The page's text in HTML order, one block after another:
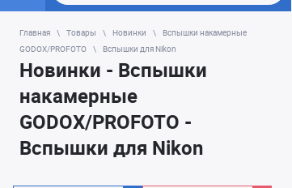
Главная Товары Новинки
Вспышки накамерные
GODOX/PROFOTO
Вспышки для Nikon
Новинки - Вспышки
накамерные
GODOX/PROFOTO -
Вспышки для Nikon